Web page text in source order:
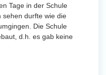
Tage in der Schule
sehen durfte wie die
Die Schule
d.h. es gab keine